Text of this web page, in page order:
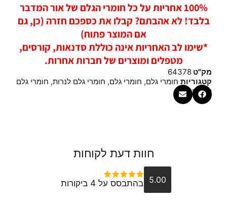
100% אחריות על כל חומרי הגלם של אור המדבר
בלבד! לא אהבתם? קבלו את כספכם חזרה (כן, גם
אם המוצר פתוח)
*שימו לב האחריות אינה כוללת סדנאות, קורסים,
מטפלים ומוצרים של חברות אחרות.
מק"ט 64378
קטגוריות חומרי גלם, חומרי גלם, חומרי גלם לנרות, חומרי גלם
לרוקחות
חוות דעת לקוחות
5.00 דורג5מתוך 5
בהתבסס על 4 ביקורות